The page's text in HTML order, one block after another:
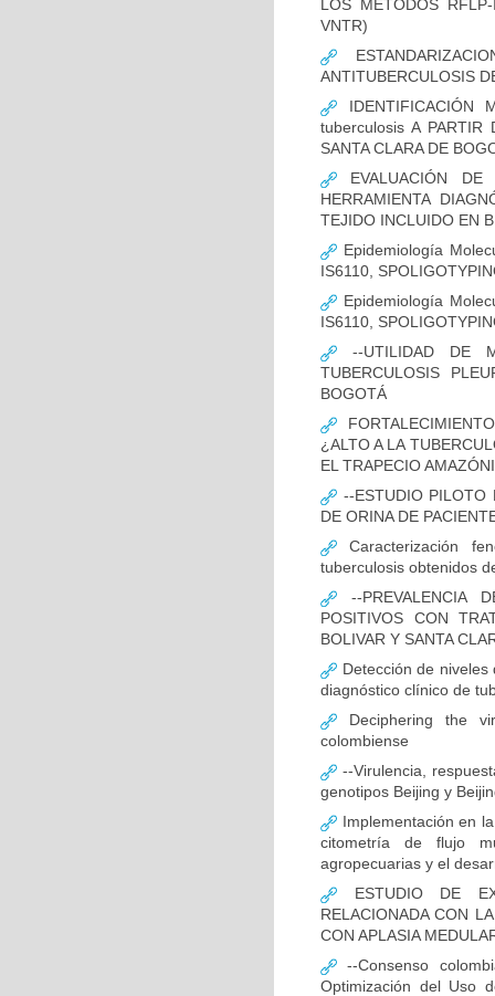
LOS MÉTODOS
VNTR)
ANTITUBERCULOSIS
IDENTIFICACIÓN
tuberculosis A PARTIR
SANTA CLARA DE
EVALUACIÓN DE
HERRAMIENTA
TEJIDO INCLUIDO EN
Epidemiología
IS6110,
Epidemiología
IS6110,
--UTILIDAD DE
TUBERCULOSIS
BOGOTÁ
¿ALTO A LA
EL TRAPECIO
--ESTUDIO PILOTO
DE ORINA DE
Caracterización
tuberculosis obtenidos
--PREVALENCIA
POSITIVOS CON
BOLIVAR Y SANTA
Detección de
diagnóstico clínico de
Deciphering the
colombiense
--Virulencia,
genotipos Beijing y
Implementación en
citometría de flujo
agropecuarias y el
ESTUDIO DE
RELACIONADA CON
CON APLASIA
--Consenso
Optimización del Uso